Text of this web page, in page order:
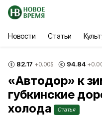
Новости Статьи
82.17 +0.00$ 94.84
«Автодор» к
губкинские
холода
Статья